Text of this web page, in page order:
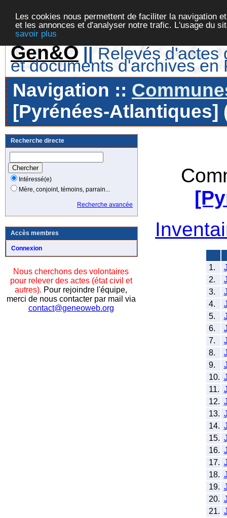
Les cookies nous permettent de faciliter la navigation
et les annonces et d'analyser notre trafic. L'usage du
savoir plus
Gen&O || Relevés d'actes
et documents d'archives en
Navigation ::
[Pyrénées-Atlantiques]
Recherche directe
Intéressé(e)
Mère, conjoint, témoins, parrain...
Recherche avancée
Accès membres
Connexion
Nous cherchons des volontaires
pour relever des actes (état civil et
autres). Pour rejoindre l'équipe,
merci de nous contacter par mail via
contact@geneoweb.org
1.
2.
3.
4.
5.
6.
7.
8.
9.
10.
11.
12.
13.
14.
15.
16.
17.
18.
19.
20.
21.